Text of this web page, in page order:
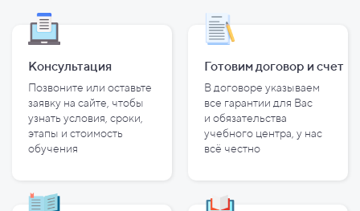
Консультация
Позвоните или оставьте
заявку на сайте, чтобы
узнать условия, сроки,
этапы и стоимость
обучения
Готовим договор и счет
В договоре указываем
все гарантии для Вас
и обязательства
учебного центра, у нас
всё честно